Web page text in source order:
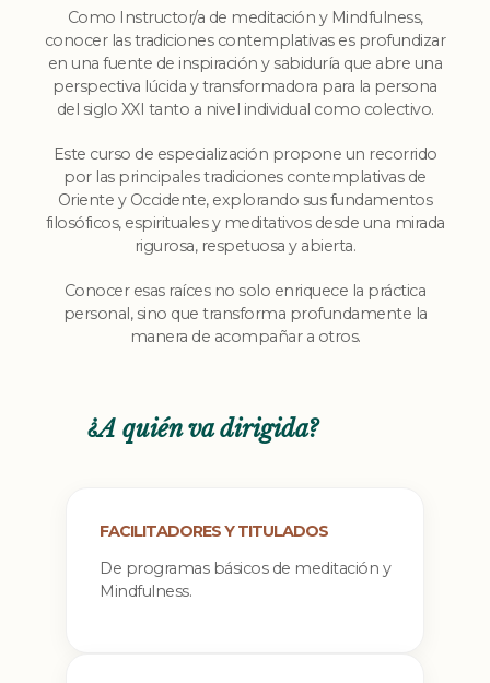
Como Instructor/a de meditación y Mindfulness,
conocer las tradiciones contemplativas es profundizar
en una fuente de inspiración y sabiduría que abre una
perspectiva lúcida y transformadora para la persona
del siglo XXI tanto a nivel individual como colectivo.
Este curso de especialización propone un recorrido
por las principales tradiciones contemplativas de
Oriente y Occidente, explorando sus fundamentos
filosóficos, espirituales y meditativos desde una mirada
rigurosa, respetuosa y abierta.
Conocer esas raíces no solo enriquece la práctica
personal, sino que transforma profundamente la
manera de acompañar a otros.
¿A quién va dirigida?
FACILITADORES Y TITULADOS
De programas básicos de meditación y
Mindfulness.